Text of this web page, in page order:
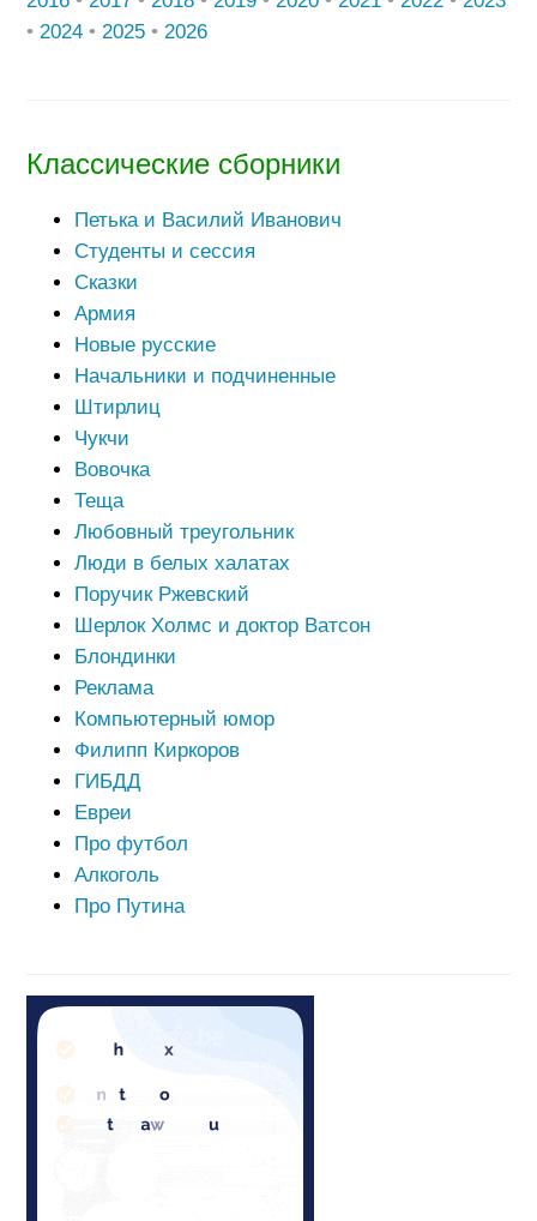
• 2024 • 2025 • 2026
Классические сборники
Петька и Василий Иванович
Студенты и сессия
Сказки
Армия
Новые русские
Начальники и подчиненные
Штирлиц
Чукчи
Вовочка
Теща
Любовный треугольник
Люди в белых халатах
Поручик Ржевский
Шерлок Холмс и доктор Ватсон
Блондинки
Реклама
Компьютерный юмор
Филипп Киркоров
ГИБДД
Евреи
Про футбол
Алкоголь
Про Путина